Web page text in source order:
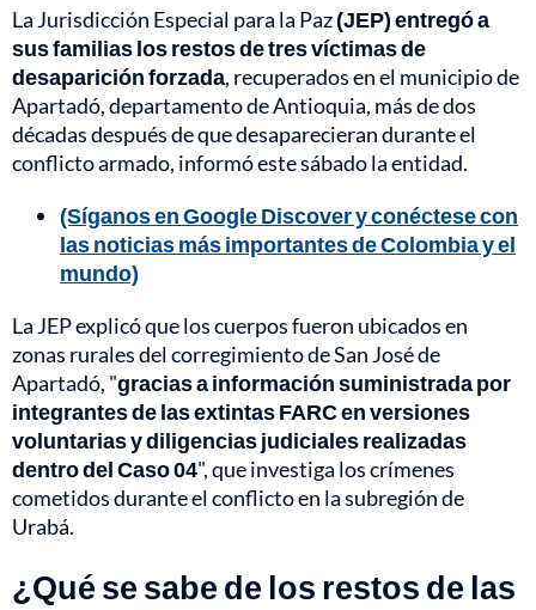
La Jurisdicción Especial para la Paz(JEP) entregó a
sus familias los restos de tres víctimas de
desaparición forzada, recuperados en el municipio de
Apartadó, departamento de Antioquia, más de dos
décadas después de que desaparecieran durante el
conflicto armado, informó este sábado la entidad.
(Síganos en Google Discover y conéctese con
las noticias más importantes de Colombia y el
mundo)
La JEP explicó que los cuerpos fueron ubicados en
zonas rurales del corregimiento de San José de
Apartadó, "gracias a información suministrada por
integrantes de las extintas FARC en versiones
voluntarias y diligencias judiciales realizadas
dentro del Caso 04", que investiga los crímenes
cometidos durante el conflicto en la subregión de
Urabá.
¿Qué se sabe de los restos de las